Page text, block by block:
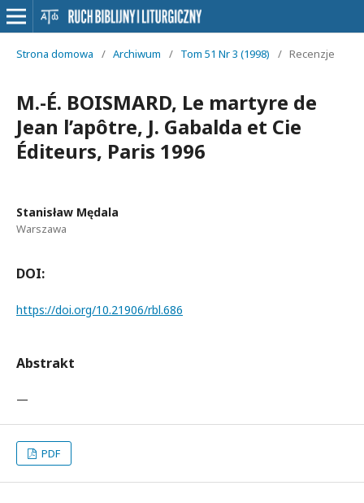
Strona domowa / Archiwum / Tom 51 Nr 3 (1998) / Recenzje
M.-É. BOISMARD, Le martyre de
Jean l’apôtre, J. Gabalda et Cie
Éditeurs, Paris 1996
Stanisław Mędala
Warszawa
DOI:
https://doi.org/10.21906/rbl.686
Abstrakt
—
PDF